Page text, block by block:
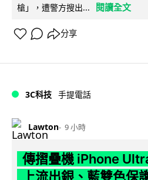
槍」，遭警方搜出...
閱讀全文
分享
3C科技 手提電話
Lawton 9 小時
傳摺疊機 iPhone
上流出銀、藍雙色保